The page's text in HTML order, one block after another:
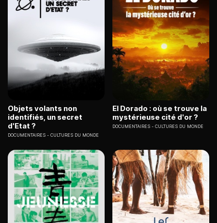
Objets volants non
identifiés, un secret
d'Etat ?
DOCUMENTAIRES CULTURES DU MONDE
El Dorado : où se trouve la
mystérieuse cité d'or ?
DOCUMENTAIRES CULTURES DU MONDE